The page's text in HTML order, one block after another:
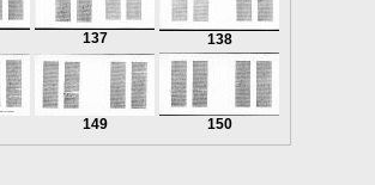
137 138
149 150